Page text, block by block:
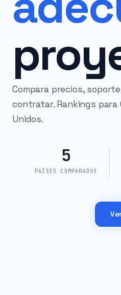
Compara precios,
contratar. Rankings para
Unidos.
5
PAÍSES COMPARADOS